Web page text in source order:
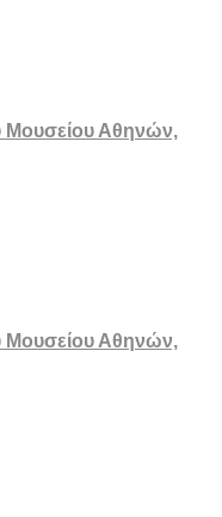
Μουσείου Αθηνών,
Μουσείου Αθηνών,